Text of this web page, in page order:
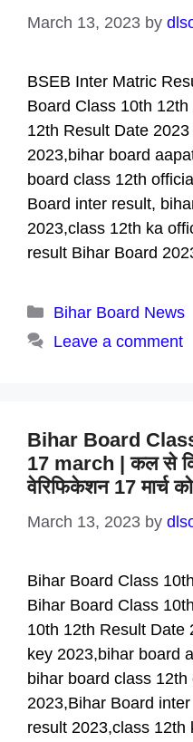
March 13, 2023 by
BSEB Inter Matric
Board Class 10th
12th Result Date
2023,bihar board
board class 12th
Board inter result,
2023,class 12th ka
result Bihar Board
Categories
Bihar Board News
Leave a comment
Bihar Board
17 march | कल से
वेरिफिकेशन 17 मार्च
March 13, 2023 by
Bihar Board Class
Bihar Board Class
10th 12th Result Date
key 2023,bihar board
bihar board class
2023,Bihar Board
result 2023,class 12th